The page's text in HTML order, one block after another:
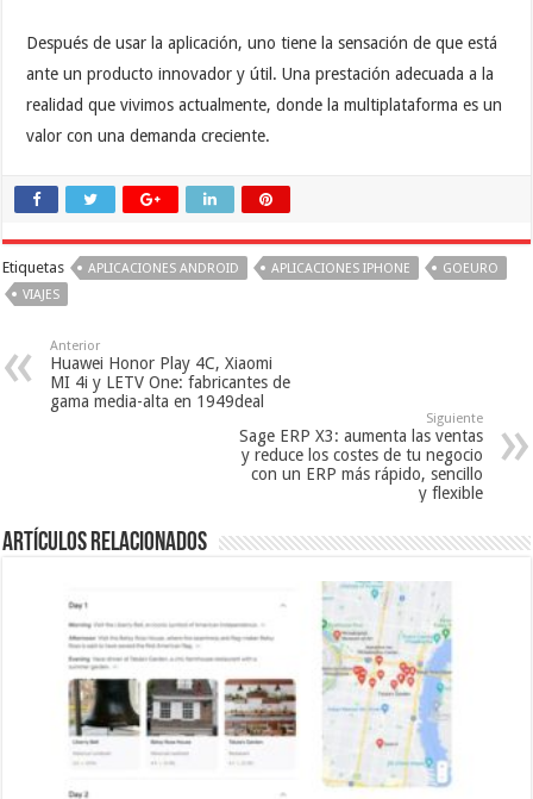
Después de usar la aplicación, uno tiene la sensación de que está
ante un producto innovador y útil. Una prestación adecuada a la
realidad que vivimos actualmente, donde la multiplataforma es un
valor con una demanda creciente.
Etiquetas APLICACIONES ANDROID APLICACIONES IPHONE
GOEURO
VIAJES
Anterior
Huawei Honor Play 4C, Xiaomi
MI 4i y LETV One: fabricantes de
gama media-alta en 1949deal
Siguiente
Sage ERP X3: aumenta las ventas
y reduce los costes de tu negocio
con un ERP más rápido, sencillo
y flexible
Artículos relacionados